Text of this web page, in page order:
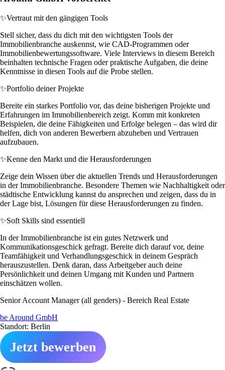
✨Vertraut mit den gängigen Tools
Stell sicher, dass du dich mit den wichtigsten Tools der
Immobilienbranche auskennst, wie CAD-Programmen oder
Immobilienbewertungssoftware. Viele Interviews in diesem Bereich
beinhalten technische Fragen oder praktische Aufgaben, die deine
Kenntnisse in diesen Tools auf die Probe stellen.
✨Portfolio deiner Projekte
Bereite ein starkes Portfolio vor, das deine bisherigen Projekte und
Erfahrungen im Immobilienbereich zeigt. Komm mit konkreten
Beispielen, die deine Fähigkeiten und Erfolge belegen – das wird dir
helfen, dich von anderen Bewerbern abzuheben und Vertrauen
aufzubauen.
✨Kenne den Markt und die Herausforderungen
Zeige dein Wissen über die aktuellen Trends und Herausforderungen
in der Immobilienbranche. Besondere Themen wie Nachhaltigkeit oder
städtische Entwicklung kannst du ansprechen und zeigen, dass du in
der Lage bist, Lösungen für diese Herausforderungen zu finden.
✨Soft Skills sind essentiell
In der Immobilienbranche ist ein gutes Netzwerk und
Kommunikationsgeschick gefragt. Bereite dich darauf vor, deine
Teamfähigkeit und Verhandlungsgeschick in deinem Gespräch
herauszustellen. Denk daran, dass Arbeitgeber auch deine
Persönlichkeit und deinen Umgang mit Kunden und Partnern
einschätzen wollen.
Senior Account Manager (all genders) - Bereich Real Estate
be Around GmbH
Standort: Berlin
Jetzt bewerben